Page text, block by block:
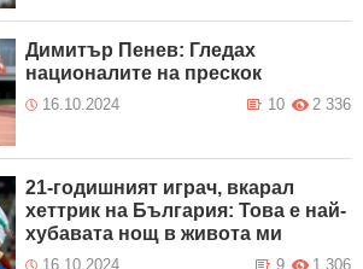
Димитър Пенев: Гледах
националите на прескок
16.10.2024 2 336
10
21-годишният играч, вкарал
хеттрик на България: Това е най-
хубавата нощ в живота ми
16.10.2024 1 306
9